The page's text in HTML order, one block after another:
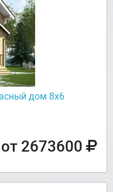
дом 8х6
от 2673600